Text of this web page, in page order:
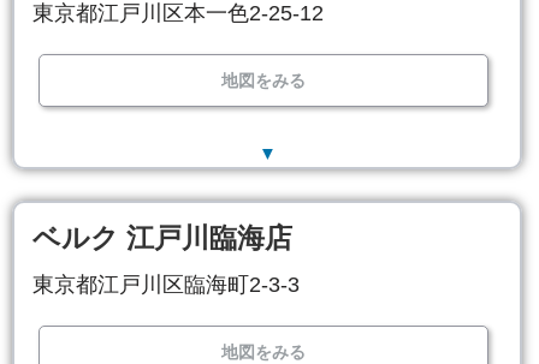
東京都江戸川区本一色2-25-12
地図をみる
▼
ベルク 江戸川臨海店
東京都江戸川区臨海町2-3-3
地図をみる